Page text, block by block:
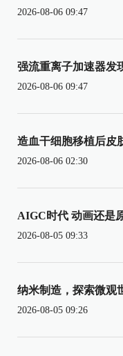
2026-08-06 09:47
强流重离子加速器发
2026-08-06 09:47
造血干细胞移植后皮
2026-08-06 02:30
AIGC时代 动画还是
2026-08-05 09:33
纳米制造，探索微观
2026-08-05 09:26